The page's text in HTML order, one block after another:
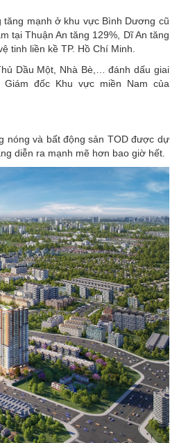
tăng mạnh ở khu vực Bình Dương cũ
tại Thuận An tăng 129%, Dĩ An tăng
tinh liền kề TP. Hồ Chí Minh.
Dầu Một, Nhà Bè,… đánh dấu giai
đốc Khu vực miền Nam của
nóng và bất động sản TOD được dự
diễn ra mạnh mẽ hơn bao giờ hết.